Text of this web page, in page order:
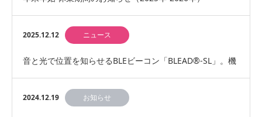
2025.12.12 ニュース
音と光で位置を知らせるBLEビーコン「BLEAD®-SL」。機
能を大幅改良したアップグレード版「BL…
2024.12.19 お知らせ